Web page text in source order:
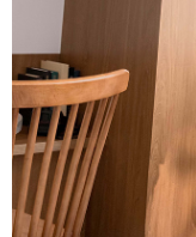
１．透過由恩沛科技股
易，需依本服務之必要
權轉讓予恩沛科技股份有
２．關於個人資料處理事
https://aftee.tw/terms/
３．未成年的使用者請事
「AFTEE先享後付」，
任。
４．使用「AFTEE先享後
時審查核予不同之上限額
請求用戶進行身份認證。
每筆NT$80，滿
國家/地區配送